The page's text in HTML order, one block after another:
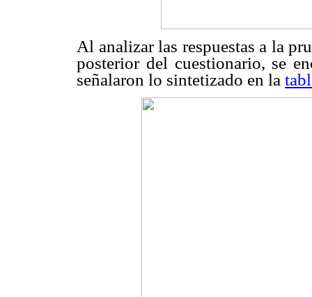
Al analizar las respuestas a la
posterior del cuestionario, se
señalaron lo sintetizado en la